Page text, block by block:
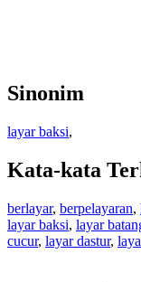
Sinonim
layar baksi,
Kata-kata
berlayar, berpelayaran,
layar baksi, layar
cucur, layar dastur,